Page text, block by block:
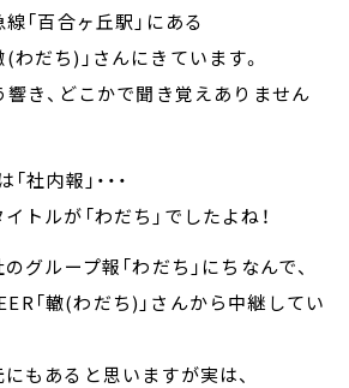
「百合ヶ丘駅」にある
わだち)」さんにきています。
響き、どこかで聞き覚えありません
社内報」・・・
トルが「わだち」でしたよね！
グループ報「わだち」にちなんで、
「轍(わだち)」さんから中継してい
もあると思いますが実は、